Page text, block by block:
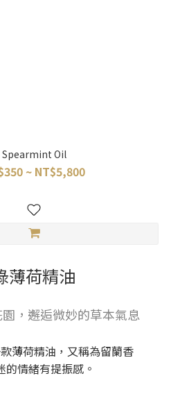
Spearmint Oil
~ NT$5,800
薄荷精油
，邂逅微妙的草本氣息
薄荷精油，又稱為留蘭香
的情緒有提振感。